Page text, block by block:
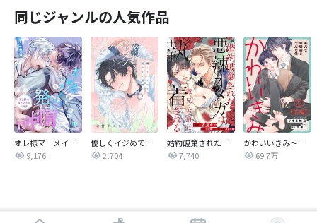
同じジャンルの人気作品
オレ様マーメイドは発情中～王子様は貧乏学生がお好き～
9,176
優しくイジめて溶かして混ぜて
2,704
婚約破棄された悪辣オメガは義兄公爵に執着される 【連載版】
7,740
かわいいきみ～美人な幼馴染と平凡な僕～
69.7万